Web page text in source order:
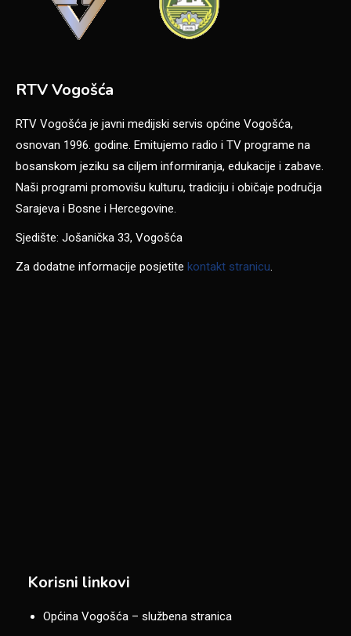
RTV Vogošća
RTV Vogošća je javni medijski servis općine Vogošća,
osnovan 1996. godine. Emitujemo radio i TV programe na
bosanskom jeziku sa ciljem informiranja, edukacije i zabave.
Naši programi promovišu kulturu, tradiciju i običaje područja
Sarajeva i Bosne i Hercegovine.
Sjedište: Jošanička 33, Vogošća
Za dodatne informacije posjetite kontakt stranicu.
Korisni linkovi
Općina Vogošća – službena stranica